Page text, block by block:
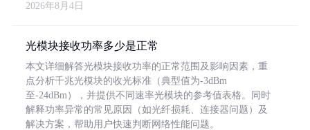
2026年8月4日
光模块接收功率多少是正常
本文详细解答光模块接收功率的正常范围及影响因素，重
点分析千兆光模块的收光标准（典型值为-3dBm
至-24dBm），并提供不同速率光模块的参考值表格。同时
解释功率异常的常见原因（如光纤损耗、连接器问题）及
解决方案，帮助用户快速判断网络性能问题。